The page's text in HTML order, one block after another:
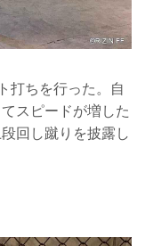
打ちを行った。自
スピードが増した
回し蹴りを披露し